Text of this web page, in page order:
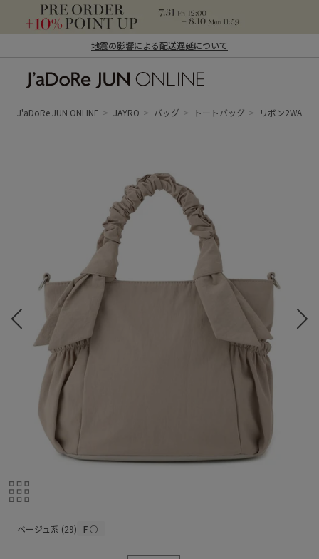
地震の影響による配送遅延について
ン オンライン）
J'aDoRe JUN ONLINE JAYRO バッグ トートバッグ リボン2WAY
ベージュ系 (29) F○